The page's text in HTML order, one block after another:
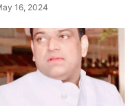
16, 2024